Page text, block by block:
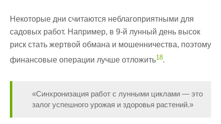
Некоторые дни считаются неблагоприятными для
садовых работ. Например, в 9-й лунный день высок
риск стать жертвой обмана и мошенничества, поэтому
финансовые операции лучше отложить18.
«Синхронизация работ с лунными циклами — это
залог успешного урожая и здоровья растений.»